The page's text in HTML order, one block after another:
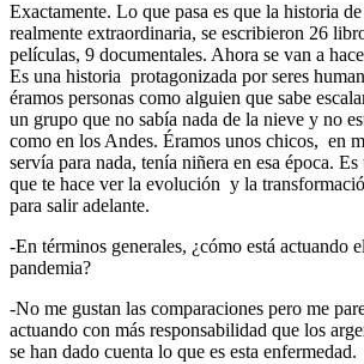
Exactamente. Lo que pasa es que la historia
realmente extraordinaria, se escribieron 26
películas, 9 documentales. Ahora se van a
Es una historia protagonizada por seres
éramos personas como alguien que sabe
un grupo que no sabía nada de la nieve y no
como en los Andes. Éramos unos chicos, en
servía para nada, tenía niñera en esa época.
que te hace ver la evolución y la
para salir adelante.
-En términos generales, ¿cómo está actuando
pandemia?
-No me gustan las comparaciones pero me
actuando con más responsabilidad que los
se han dado cuenta lo que es esta enfermedad.